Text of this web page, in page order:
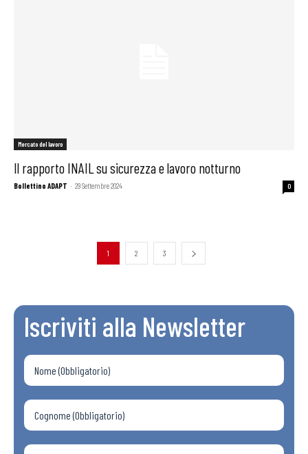
Mercato del lavoro
Il rapporto INAIL su sicurezza e lavoro notturno
Bollettino ADAPT - 29 Settembre 2024 0
1 2 3
Iscriviti alla Newsletter